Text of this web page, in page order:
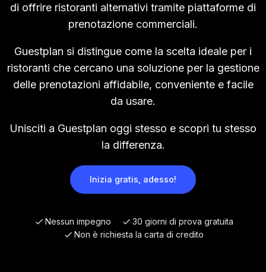
di offrire ristoranti alternativi tramite piattaforme di
prenotazione commerciali.
Guestplan si distingue come la scelta ideale per i
ristoranti che cercano una soluzione per la gestione
delle prenotazioni affidabile, conveniente e facile
da usare.
Unisciti a Guestplan oggi stesso e scopri tu stesso
la differenza.
Inizia gratis, adesso!
Nessun impegno
30 giorni di prova gratuita
Non è richiesta la carta di credito